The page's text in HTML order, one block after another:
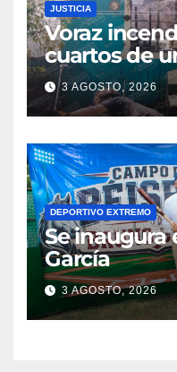
JUSTICIA
Voraz
cuartos de
colonia
Camacho
3 AGOSTO, 2026
DEPORTIVO EXTREMO
Se inaugura
García
3 AGOSTO, 2026